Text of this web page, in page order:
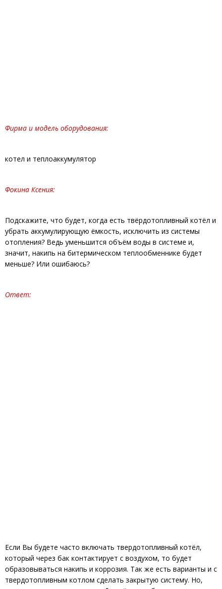
Фирма и модель оборудования:
котел и теплоаккумулятор
Фокина Ксения:
Подскажите, что будет, когда есть твёрдотопливный котёл и
убрать аккумулирующую ёмкость, исключить из системы
отопления? Ведь уменьшится объём воды в системе и,
значит, накипь на битермическом теплообменнике будет
меньше? Или ошибаюсь?
Ответ:
Если Вы будете часто включать твердотопливный котёл,
который через бак контактирует с воздухом, то будет
образовываться накипь и коррозия. Так же есть варианты и с
твердотопливным котлом сделать закрытую систему. Но,